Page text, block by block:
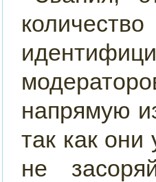
напрямую
так как
не